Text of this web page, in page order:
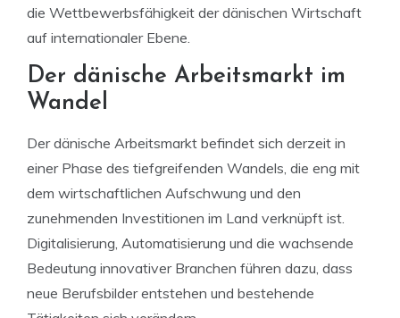
die Wettbewerbsfähigkeit der dänischen Wirtschaft
auf internationaler Ebene.
Der dänische Arbeitsmarkt im
Wandel
Der dänische Arbeitsmarkt befindet sich derzeit in
einer Phase des tiefgreifenden Wandels, die eng mit
dem wirtschaftlichen Aufschwung und den
zunehmenden Investitionen im Land verknüpft ist.
Digitalisierung, Automatisierung und die wachsende
Bedeutung innovativer Branchen führen dazu, dass
neue Berufsbilder entstehen und bestehende